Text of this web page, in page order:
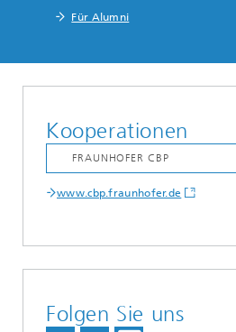
Für Alumni
Kooperationen
www.cbp.fraunhofer.de
Folgen Sie uns